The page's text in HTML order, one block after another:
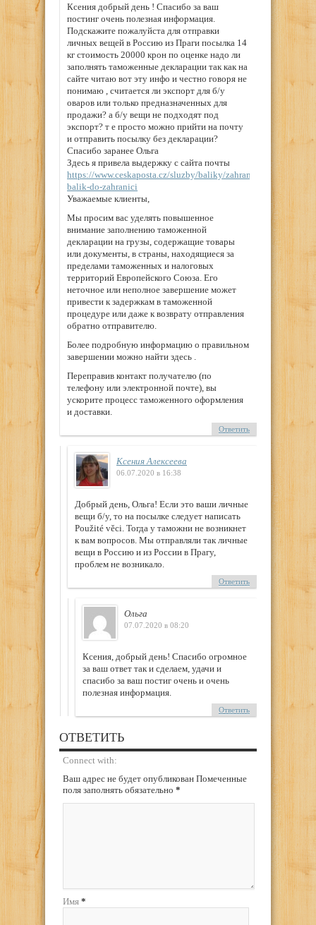
Ксения добрый день ! Спасибо за ваш
постинг очень полезная информация.
Подскажите пожалуйста для отправки
личных вещей в Россию из Праги посылка 14
кг стоимость 20000 крон по оценке надо ли
заполнять таможенные декларации так как на
сайте читаю вот эту инфо и честно говоря не
понимаю , считается ли экспорт для б/у
оваров или только предназначенных для
продажи? а б/у вещи не подходят под
экспорт? т е просто можно прийти на почту
и отправить посылку без декларации?
Спасибо заранее Ольга
Здесь я привела выдержку с сайта почты
https://www.ceskaposta.cz/sluzby/baliky/zahranici/cenny-
balik-do-zahranici
Уважаемые клиенты,
Мы просим вас уделять повышенное
внимание заполнению таможенной
декларации на грузы, содержащие товары
или документы, в страны, находящиеся за
пределами таможенных и налоговых
территорий Европейского Союза. Его
неточное или неполное завершение может
привести к задержкам в таможенной
процедуре или даже к возврату отправления
обратно отправителю.
Более подробную информацию о правильном
завершении можно найти здесь .
Переправив контакт получателю (по
телефону или электронной почте), вы
ускорите процесс таможенного оформления
и доставки.
Ответить
Ксения Алексеева
06.07.2020 в 16:38
Добрый день, Ольга! Если это ваши личные
вещи б/у, то на посылке следует написать
Použité věci. Тогда у таможни не возникнет
к вам вопросов. Мы отправляли так личные
вещи в Россию и из России в Прагу,
проблем не возникало.
Ответить
Ольга
07.07.2020 в 08:20
Ксения, добрый день! Спасибо огромное
за ваш ответ так и сделаем, удачи и
спасибо за ваш постиг очень и очень
полезная информация.
Ответить
ОТВЕТИТЬ
Connect with:
Ваш адрес не будет опубликован Помеченные
поля заполнять обязательно *
Имя *